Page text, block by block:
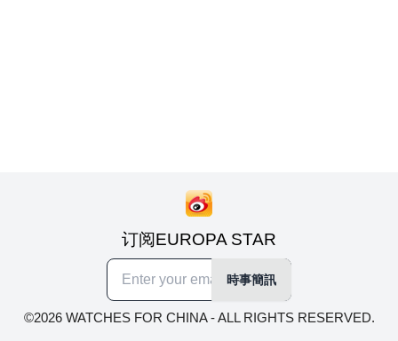
订阅EUROPA STAR
時事簡訊
©2026 WATCHES FOR CHINA - ALL RIGHTS RESERVED.